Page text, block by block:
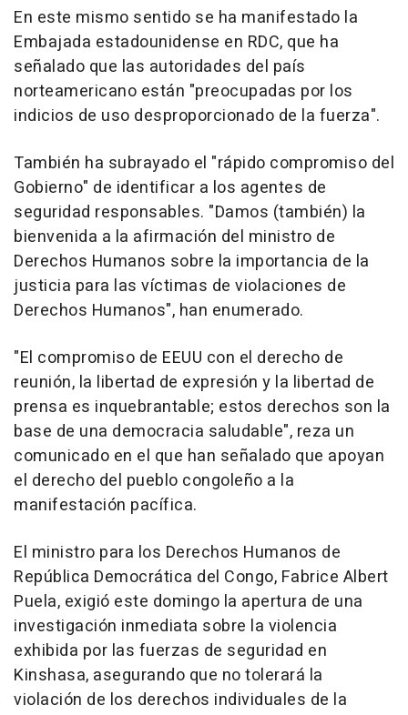
En este mismo sentido se ha manifestado la
Embajada estadounidense en RDC, que ha
señalado que las autoridades del país
norteamericano están "preocupadas por los
indicios de uso desproporcionado de la fuerza".
También ha subrayado el "rápido compromiso del
Gobierno" de identificar a los agentes de
seguridad responsables. "Damos (también) la
bienvenida a la afirmación del ministro de
Derechos Humanos sobre la importancia de la
justicia para las víctimas de violaciones de
Derechos Humanos", han enumerado.
"El compromiso de EEUU con el derecho de
reunión, la libertad de expresión y la libertad de
prensa es inquebrantable; estos derechos son la
base de una democracia saludable", reza un
comunicado en el que han señalado que apoyan
el derecho del pueblo congoleño a la
manifestación pacífica.
El ministro para los Derechos Humanos de
República Democrática del Congo, Fabrice Albert
Puela, exigió este domingo la apertura de una
investigación inmediata sobre la violencia
exhibida por las fuerzas de seguridad en
Kinshasa, asegurando que no tolerará la
violación de los derechos individuales de la